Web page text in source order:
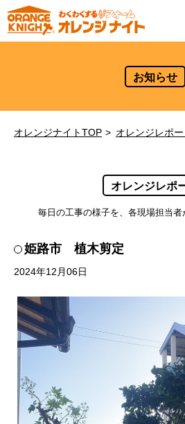
お知らせ
オレンジナイトTOP オレンジレポー
オレンジレポ
毎日の工事の様子を、各現場担当者
姫路市 植木剪定
2024年12月06日